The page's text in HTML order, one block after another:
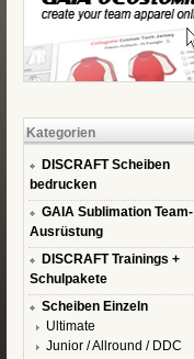
Kategorien
DISCRAFT Scheiben
bedrucken
GAIA Sublimation Team-
Ausrüstung
DISCRAFT Trainings +
Schulpakete
Scheiben Einzeln
Ultimate
Junior / Allround / DDC